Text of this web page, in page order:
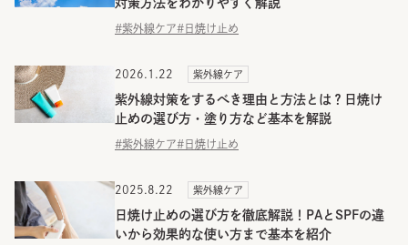
対策方法をわかりやすく解説
#紫外線ケア#日焼け止め
2026.1.22 紫外線ケア
紫外線対策をするべき理由と方法とは？日焼け
止めの選び方・塗り方など基本を解説
#紫外線ケア#日焼け止め
2025.8.22 紫外線ケア
日焼け止めの選び方を徹底解説！PAとSPFの違
いから効果的な使い方まで基本を紹介